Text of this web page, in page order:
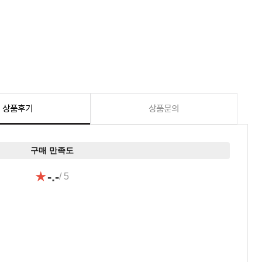
상품후기 상품문의
구매 만족도
★-.-/ 5